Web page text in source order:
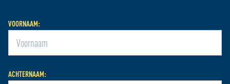
VOORNAAM:
ACHTERNAAM: